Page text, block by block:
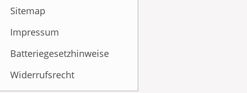
Sitemap
Impressum
Batteriegesetzhinweise
Widerrufsrecht